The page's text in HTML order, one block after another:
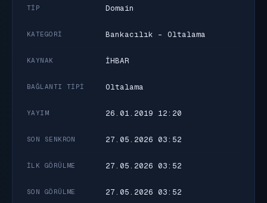
TIP Domain
KATEGORI Bankacılık - Oltalama
KAYNAK İHBAR
BAĞLANTI TIPI Oltalama
YAYIM 26.01.2019 12:20
SON SENKRON 27.05.2026 03:52
İLK GÖRÜLME 27.05.2026 03:52
SON GÖRÜLME 27.05.2026 03:52